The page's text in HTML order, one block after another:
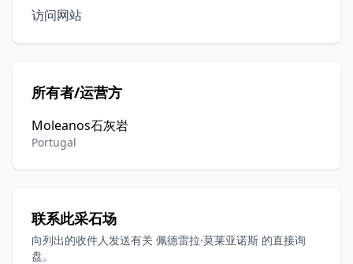
访问网站
所有者/运营方
Moleanos石灰岩
Portugal
联系此采石场
向列出的收件人发送有关 佩德雷拉·莫莱亚诺斯 的直接询
盘。